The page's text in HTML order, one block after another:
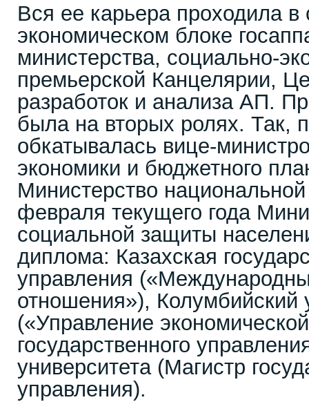
Вся ее карьера проходила в
экономическом блоке
министерства, социально-
премьерской Канцелярии,
разработок и анализа АП.
была на вторых ролях. Так,
обкатывалась вице-
экономики и бюджетного
Министерство
февраля текущего года
социальной защиты
диплома: Казахская
управления
отношения»), Колумбийский
(«Управление
государственного
университета (Магистр
управления).